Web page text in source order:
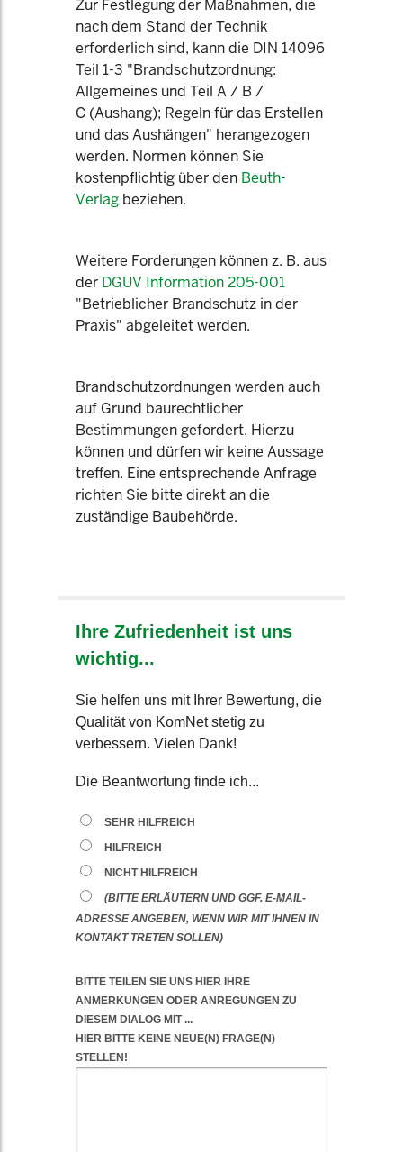
Zur Festlegung der Maßnahmen, die
nach dem Stand der Technik
erforderlich sind, kann die DIN 14096
Teil 1-3 "Brandschutzordnung:
Allgemeines und Teil A / B /
C (Aushang); Regeln für das Erstellen
und das Aushängen" herangezogen
werden. Normen können Sie
kostenpflichtig über den Beuth-
Verlag beziehen.
Weitere Forderungen können z. B. aus
der DGUV Information 205-001
"Betrieblicher Brandschutz in der
Praxis" abgeleitet werden.
Brandschutzordnungen werden auch
auf Grund baurechtlicher
Bestimmungen gefordert. Hierzu
können und dürfen wir keine Aussage
treffen. Eine entsprechende Anfrage
richten Sie bitte direkt an die
zuständige Baubehörde.